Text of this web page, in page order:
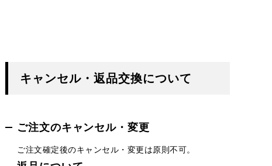
キャンセル・返品交換について
ご注文のキャンセル・変更
ご注文確定後のキャンセル・変更は原則不可。